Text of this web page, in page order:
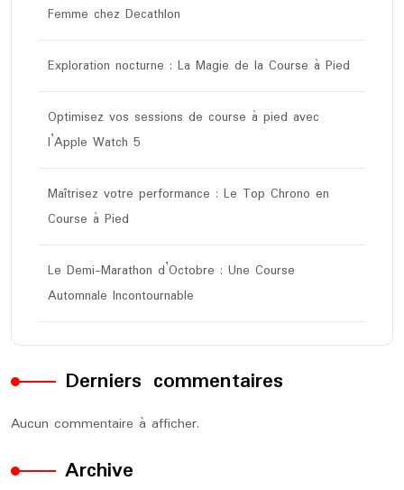
Femme chez Decathlon
Exploration nocturne : La Magie de la Course à Pied
Optimisez vos sessions de course à pied avec
l’Apple Watch 5
Maîtrisez votre performance : Le Top Chrono en
Course à Pied
Le Demi-Marathon d’Octobre : Une Course
Automnale Incontournable
Derniers commentaires
Aucun commentaire à afficher.
Archive